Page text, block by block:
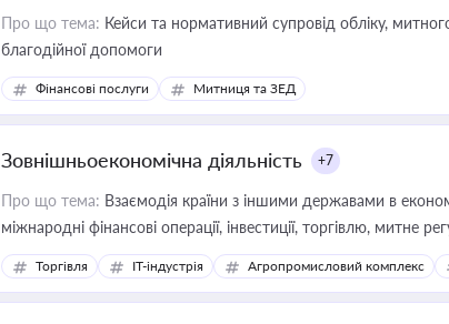
Про що тема: Кейси та нормативний супровід обліку,
благодійної допомоги
Фінансові послуги Митниця та ЗЕД
Зовнішньоекономічна діяльність +7
Про що тема: Взаємодія країни з іншими державами в
міжнародні фінансові операції, інвестиції, торгівлю, митне
Торгівля IT-індустрія Агропромисловий комплекс